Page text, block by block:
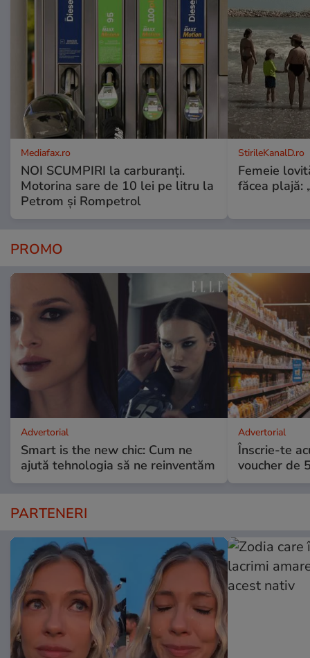
Mediafax.ro
NOI SCUMPIRI la carburanți.
Motorina sare de 10 lei pe litru la
Petrom și Rompetrol
StirileKanalD.ro
Femeie
făcea plajă:
PROMO
Advertorial
Smart is the new chic: Cum ne
ajută tehnologia să ne reinventăm
Advertorial
Înscrie-te
voucher de
PARTENERI